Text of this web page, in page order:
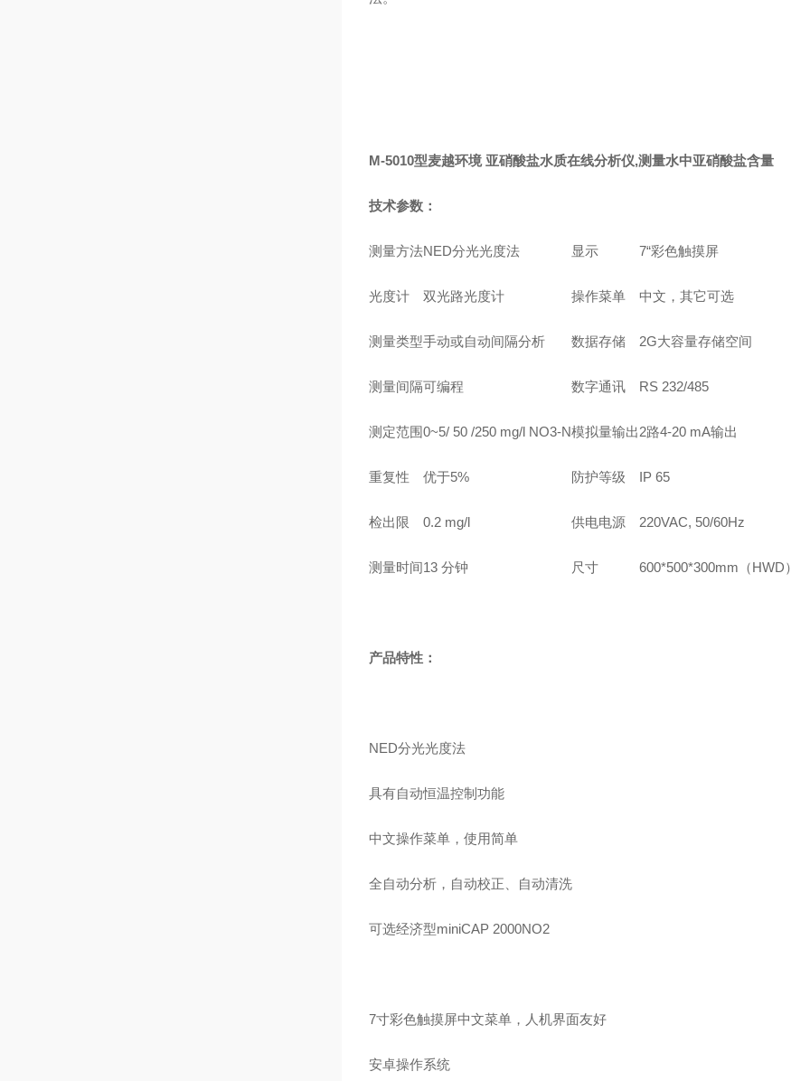
M-5010型麦越环境 亚硝酸盐水质在线分析仪,测量水中亚硝酸盐含量
技术参数：
测量方法NED分光光度法 显示 7“彩色触摸屏
光度计 双光路光度计 操作菜单 中文，其它可选
测量类型手动或自动间隔分析 数据存储 2G大容量存储空间
测量间隔可编程 数字通讯 RS 232/485
测定范围0~5/ 50 /250 mg/l NO3-N模拟量输出2路4-20 mA输出
重复性 优于5% 防护等级 IP 65
检出限 0.2 mg/l 供电电源 220VAC, 50/60Hz
测量时间13 分钟 尺寸 600*500*300mm（HWD）
产品特性：
NED分光光度法
具有自动恒温控制功能
中文操作菜单，使用简单
全自动分析，自动校正、自动清洗
可选经济型miniCAP 2000NO2
7寸彩色触摸屏中文菜单，人机界面友好
安卓操作系统